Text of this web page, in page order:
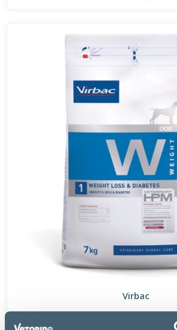
Virbac
W1 - WEIGHT LOSS &